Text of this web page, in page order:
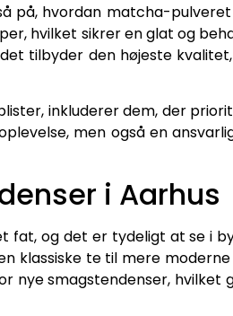
på, hvordan matcha-
hvilket sikrer en glat og
tilbyder den højeste
inkluderer dem, der
men også en
i Aarhus
og det er tydeligt at se i
klassiske te til mere
nye smagstendenser,